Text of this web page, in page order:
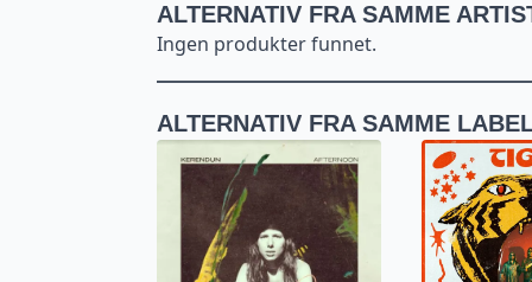
ALTERNATIV FRA SAMME
Ingen produkter funnet.
ALTERNATIV FRA SAMME